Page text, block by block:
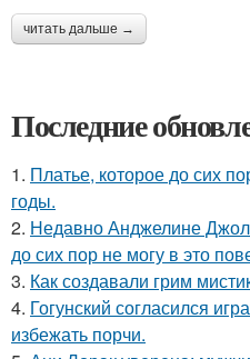
читать дальше →
Последние
1. Платье, которое до сих
годы.
2. Недавно Анджелине
до сих пор не могу в это
3. Как создавали грим
4. Гогунский согласился
избежать порчи.